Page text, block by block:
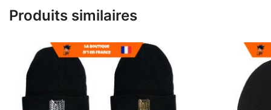
Produits similaires